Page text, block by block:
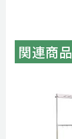
関連商品